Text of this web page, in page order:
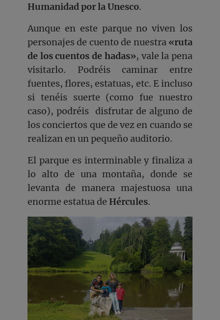
Humanidad por la Unesco.
Aunque en este parque no viven los
personajes de cuento de nuestra «ruta
de los cuentos de hadas», vale la pena
visitarlo. Podréis caminar entre
fuentes, flores, estatuas, etc. E incluso
si tenéis suerte (como fue nuestro
caso), podréis disfrutar de alguno de
los conciertos que de vez en cuando se
realizan en un pequeño auditorio.
El parque es interminable y finaliza a
lo alto de una montaña, donde se
levanta de manera majestuosa una
enorme estatua de Hércules.